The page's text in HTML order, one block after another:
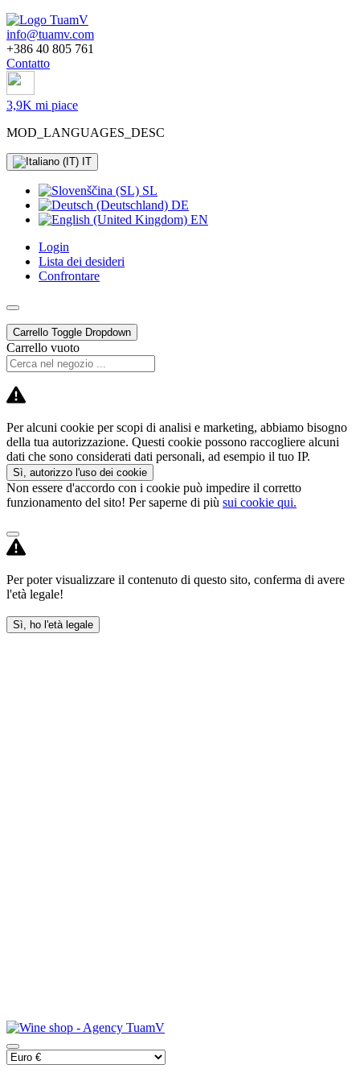
info@tuamv.com
+386 40 805 761
Contatto
3,9K mi piace
MOD_LANGUAGES_DESC
IT
SL
DE
EN
Login
Lista dei desideri
Confrontare
Carrello Toggle Dropdown
Carrello vuoto
Per alcuni cookie per scopi di analisi e marketing, abbiamo bisogno
della tua autorizzazione. Questi cookie possono raccogliere alcuni
dati che sono considerati dati personali, ad esempio il tuo IP.
Sì, autorizzo l'uso dei cookie
Non essere d'accordo con i cookie può impedire il corretto
funzionamento del sito! Per saperne di più sui cookie qui.
Per poter visualizzare il contenuto di questo sito, conferma di avere
l'età legale!
Sì, ho l'età legale